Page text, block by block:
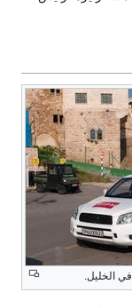
في الخليل.